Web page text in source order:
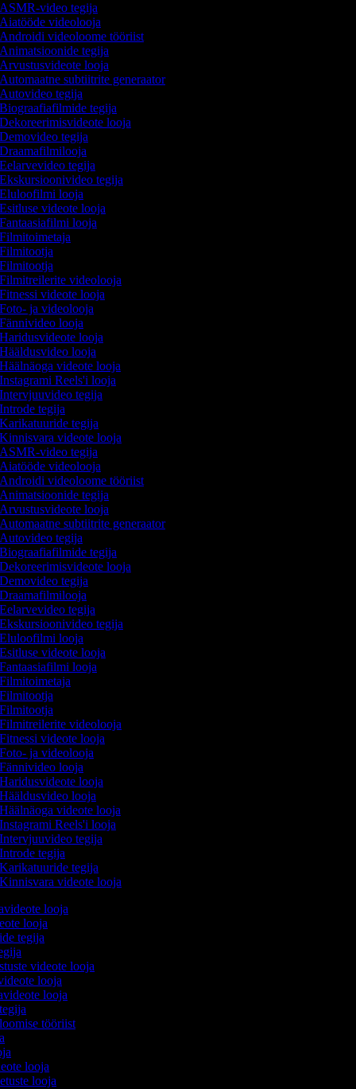
video tegija
videolooja
videoloome tööriist
tegija
looja
subtiitrite generaator
tegija
tegija
looja
tegija
tegija
tegija
looja
videote looja
looja
videolooja
videote looja
ja videolooja
looja
looja
looja
videote looja
Reels'i looja
tegija
tegija
tegija
videote looja
video tegija
videolooja
videoloome tööriist
tegija
looja
subtiitrite generaator
tegija
tegija
looja
tegija
tegija
tegija
looja
videote looja
looja
videolooja
videote looja
ja videolooja
looja
looja
looja
videote looja
Reels'i looja
tegija
tegija
tegija
videote looja
looja
looja
tegija
videote looja
looja
looja
tööriist
looja
looja